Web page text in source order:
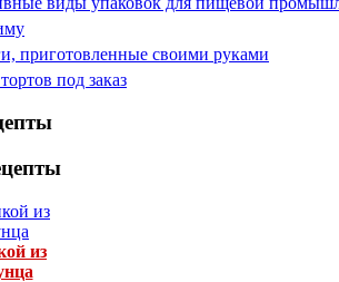
приготовленные своими руками
под заказ
из